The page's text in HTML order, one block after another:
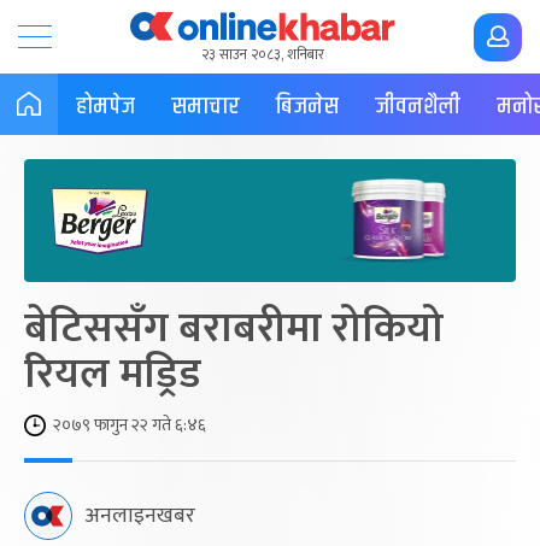
२३ साउन २०८३, शनिबार
होमपेज समाचार बिजनेस जीवनशैली
बेटिससँग बराबरीमा रोकियो
रियल मड्रिड
२०७९ फागुन २२ गते ६:४६
अनलाइनखबर